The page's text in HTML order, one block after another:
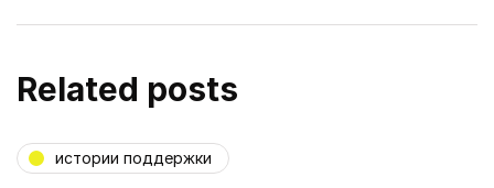
Related posts
истории поддержки